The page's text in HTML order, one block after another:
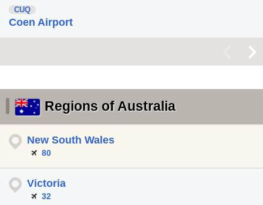
CUQ
Coen Airport
Regions of Australia
New South Wales
80
Victoria
32